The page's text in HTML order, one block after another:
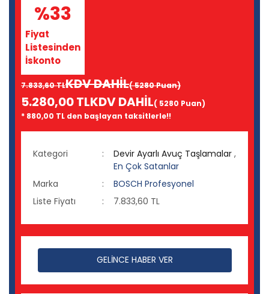
%33
Fiyat
Listesinden
İskonto
7.833,60 TLKDV DAHİL( 5280 Puan)
5.280,00 TLKDV DAHİL( 5280 Puan)
* 880,00 TL den başlayan taksitlerle!!
Kategori Devir Ayarlı Avuç Taşlamalar ,
En Çok Satanlar
Marka
BOSCH Profesyonel
Liste Fiyatı
7.833,60 TL
GELİNCE HABER VER